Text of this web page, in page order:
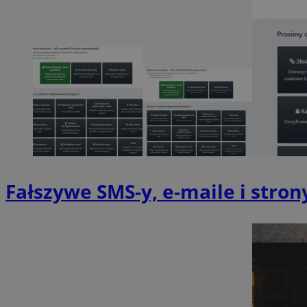
Fałszywe SMS-y, e-maile i